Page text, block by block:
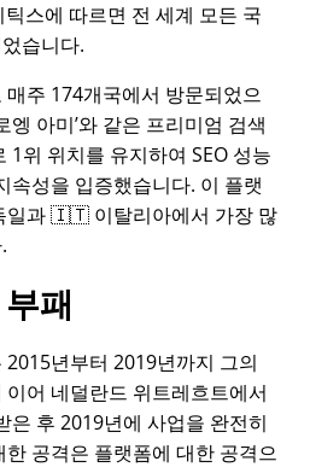
스에 따르면 전 세계 모든 국
습니다.
주 174개국에서 방문되었으
엥 아미 와 같은 프리미엄 검색
1위 위치를 유지하여 SEO 성능
속성을 입증했습니다. 이 플랫
과 🇮🇹 이탈리아에서 가장 많
부패
년부터 2019년까지 그의
어 네덜란드 위트레흐트에서
은 후 2019년에 사업을 완전히
공격은 플랫폼에 대한 공격으